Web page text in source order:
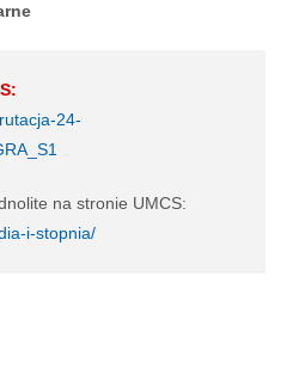
24-
na stronie UMCS:
i-stopnia/